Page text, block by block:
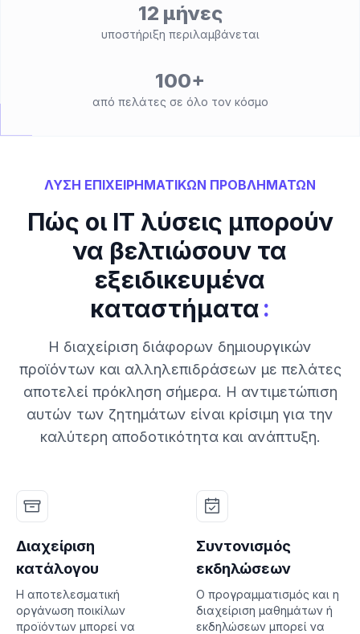
12 μήνες
υποστήριξη περιλαμβάνεται
100+
από πελάτες σε όλο τον κόσμο
ΛΥΣΗ ΕΠΙΧΕΙΡΗΜΑΤΙΚΩΝ ΠΡΟΒΛΗΜΑΤΩΝ
Πώς οι IT λύσεις μπορούν
να βελτιώσουν τα
εξειδικευμένα
καταστήματα:
Η διαχείριση διάφορων δημιουργικών
προϊόντων και αλληλεπιδράσεων με πελάτες
αποτελεί πρόκληση σήμερα. Η αντιμετώπιση
αυτών των ζητημάτων είναι κρίσιμη για την
καλύτερη αποδοτικότητα και ανάπτυξη.
Διαχείριση
κατάλογου
Η αποτελεσματική
οργάνωση ποικίλων
προϊόντων μπορεί να
Συντονισμός
εκδηλώσεων
Ο προγραμματισμός και η
διαχείριση μαθημάτων ή
εκδηλώσεων μπορεί να